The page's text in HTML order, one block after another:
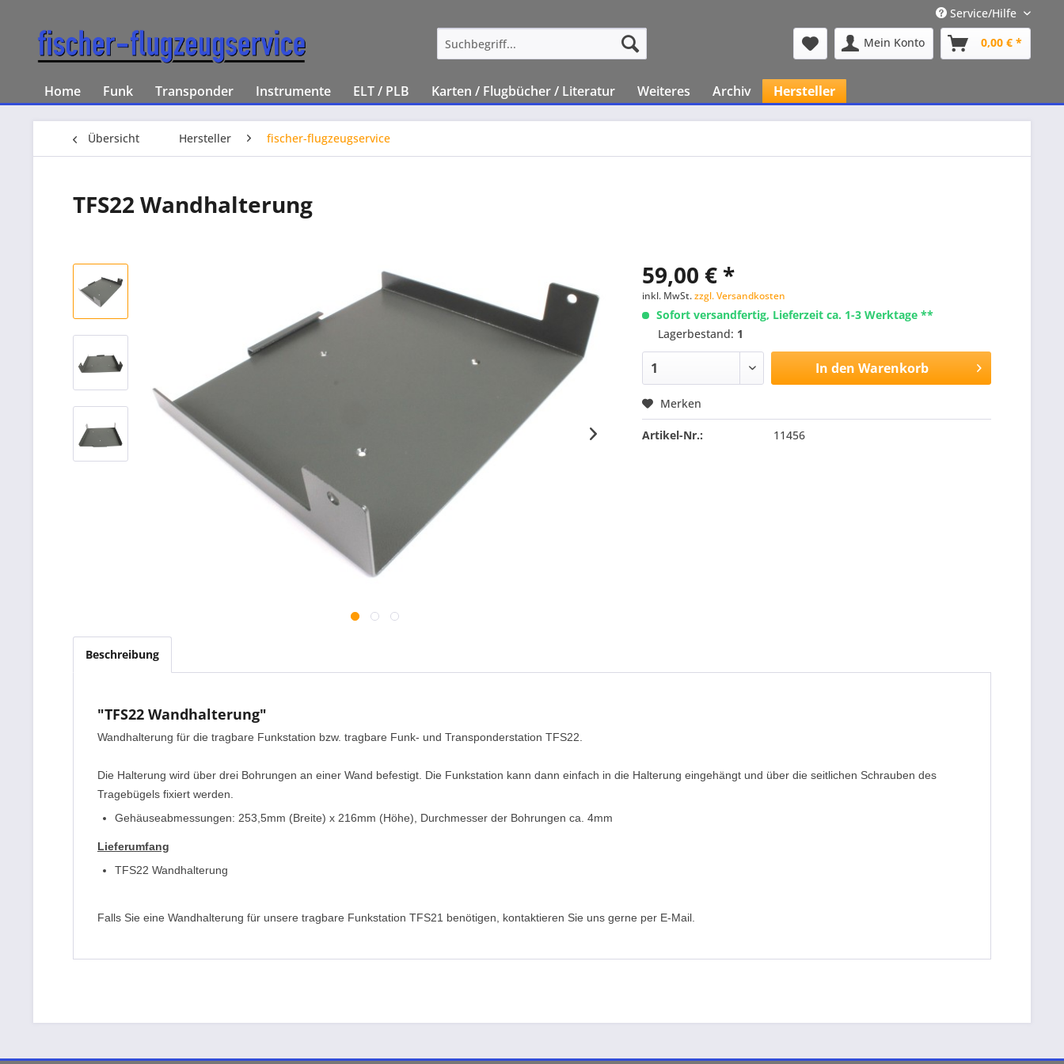
Service/Hilfe
Mein Konto
0,00 € *
Home Funk Transponder Instrumente ELT / PLB Karten / Flugbücher / Literatur Weiteres Archiv Hersteller
Übersicht Hersteller fischer-flugzeugservice
TFS22 Wandhalterung
59,00 € *
inkl. MwSt.zzgl. Versandkosten
Sofort versandfertig, Lieferzeit ca. 1-3 Werktage **
Lagerbestand: 1
In den Warenkorb
Merken
Artikel-Nr.: 11456
Beschreibung
"TFS22 Wandhalterung"
Wandhalterung für die tragbare Funkstation bzw. tragbare Funk- und Transponderstation TFS22.
Die Halterung wird über drei Bohrungen an einer Wand befestigt. Die Funkstation kann dann einfach in die Halterung eingehängt und über die seitlichen Schrauben des
Tragebügels fixiert werden.
Gehäuseabmessungen: 253,5mm (Breite) x 216mm (Höhe), Durchmesser der Bohrungen ca. 4mm
Lieferumfang
TFS22 Wandhalterung
Falls Sie eine Wandhalterung für unsere tragbare Funkstation TFS21 benötigen, kontaktieren Sie uns gerne per E-Mail.